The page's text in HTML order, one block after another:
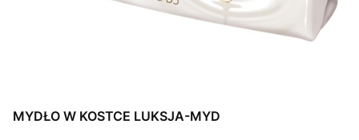
MYDŁO W KOSTCE LUKSJA-MYD